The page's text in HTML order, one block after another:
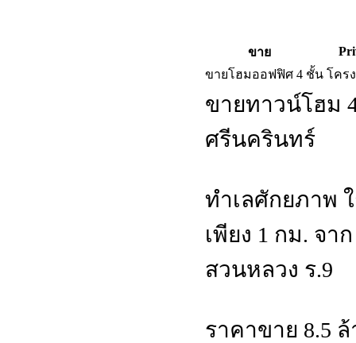
ขาย
ขายโฮมออฟฟิศ 4 ชั้น โคร
ขายทาวน์โฮม
ศรีนครินทร์
ทำเลศักยภาพ
เพียง 1 กม. จ
สวนหลวง ร.9
ราคาขาย 8.5